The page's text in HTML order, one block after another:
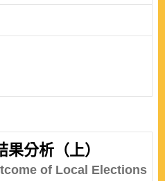
分析（上）
of Local Elections